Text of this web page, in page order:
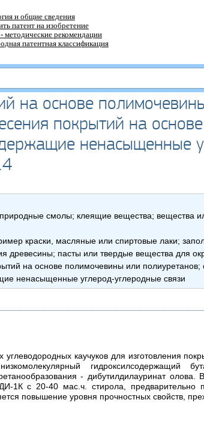
и общие сведения
патент на изобретение
методические рекомендации
патентная классификация
на основе
покрытий на
ненасыщенные
смолы; клеящие вещества; вещества
краски, масляные или спиртовые лаки;
древесины; пасты или твердые вещества для
на основе полимочевины или
ненасыщенные углерод-углеродные связи
каучуков для изготовления
гидроксилсодержащий
- дибутилдилауринат
1К с 20-40 мас.ч. стирола,
повышение уровня прочностных свойств,